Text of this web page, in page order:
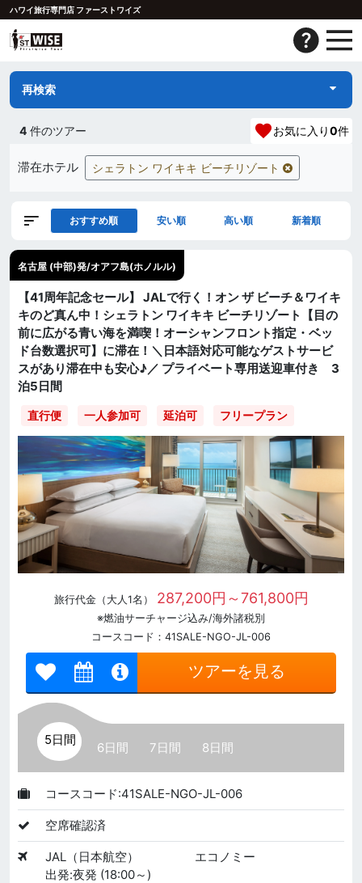
ハワイ旅行専門店 ファーストワイズ
再検索
4 件のツアー お気に入り0件
滞在ホテル シェラトン ワイキキ ビーチリゾート
おすすめ順 安い順 高い順 新着順
名古屋 (中部)発/オアフ島(ホノルル)
【41周年記念セール】 JALで行く！オン ザ ビーチ＆ワイキ
キのど真ん中！シェラトン ワイキキ ビーチリゾート【目の
前に広がる青い海を満喫！オーシャンフロント指定・ベッ
ド台数選択可】に滞在！＼日本語対応可能なゲストサービ
スがあり滞在中も安心♪／ プライベート専用送迎車付き 3
泊5日間
直行便 一人参加可 延泊可 フリープラン
旅行代金（大人1名） 287,200円～761,800円
※燃油サーチャージ込み/海外諸税別
コースコード：41SALE-NGO-JL-006
ツアーを見る
5日間
6日間 7日間 8日間
コースコード:41SALE-NGO-JL-006
空席確認済
JAL（日本航空）
エコノミー
出発:夜発 (18:00～)